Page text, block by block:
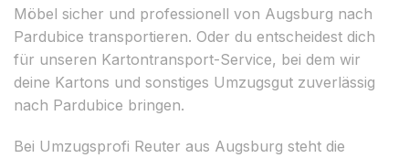
Möbel sicher und professionell von Augsburg nach
Pardubice transportieren. Oder du entscheidest dich
für unseren Kartontransport-Service, bei dem wir
deine Kartons und sonstiges Umzugsgut zuverlässig
nach Pardubice bringen.
Bei Umzugsprofi Reuter aus Augsburg steht die